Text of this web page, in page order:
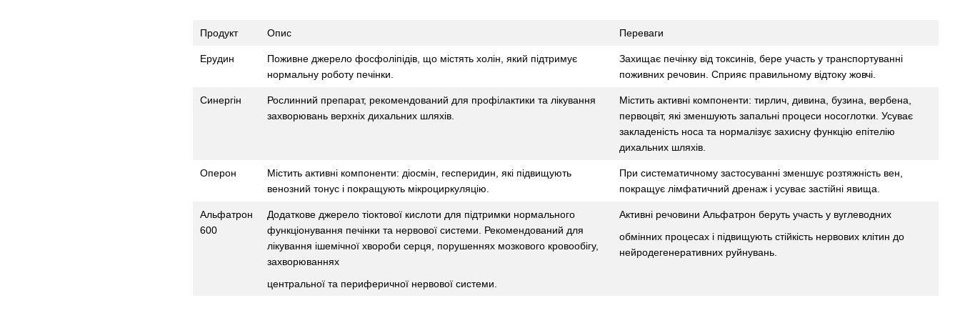
Продукт Опис Переваги
Ерудин
Поживне джерело фосфоліпідів, що містять холін, який підтримує
нормальну роботу печінки.
Захищає печінку від токсинів, бере участь у транспортуванні
поживних речовин. Сприяє правильному відтоку жовчі.
Синергін
Рослинний препарат, рекомендований для профілактики та лікування
захворювань верхніх дихальних шляхів.
Містить активні компоненти: тирлич, дивина, бузина, вербена,
первоцвіт, які зменшують запальні процеси носоглотки. Усуває
закладеність носа та нормалізує захисну функцію епітелію
дихальних шляхів.
Оперон
Містить активні компоненти: діосмін, гесперидин, які підвищують
венозний тонус і покращують мікроциркуляцію.
При систематичному застосуванні зменшує розтяжність вен,
покращує лімфатичний дренаж і усуває застійні явища.
Альфатрон
600
Додаткове джерело тіоктової кислоти для підтримки нормального
функціонування печінки та нервової системи. Рекомендований для
лікування ішемічної хвороби серця, порушеннях мозкового кровообігу,
захворюваннях
центральної та периферичної нервової системи.
Активні речовини Альфатрон беруть участь у вуглеводних
обмінних процесах і підвищують стійкість нервових клітин до
нейродегенеративних руйнувань.